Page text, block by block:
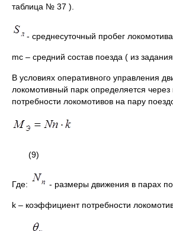
таблица № 37 ).
- среднесуточный пробег
mc – средний состав поезда ( из задания
В условиях оперативного управления
локомотивный парк определяется
потребности локомотивов на пару
(9)
Где: - размеры движения в парах
k – коэффициент потребности